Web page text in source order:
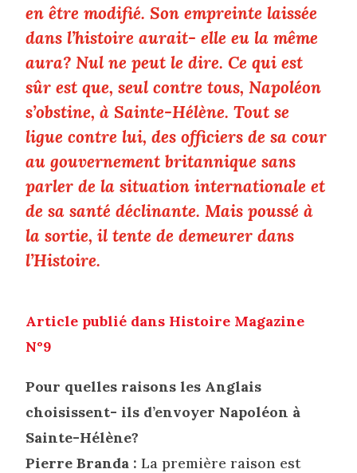
en être modifié. Son empreinte laissée
dans l’histoire aurait- elle eu la même
aura? Nul ne peut le dire. Ce qui est
sûr est que, seul contre tous, Napoléon
s’obstine, à Sainte-Hélène. Tout se
ligue contre lui, des officiers de sa cour
au gouvernement britannique sans
parler de la situation internationale et
de sa santé déclinante. Mais poussé à
la sortie, il tente de demeurer dans
l’Histoire.
Article publié dans Histoire Magazine
N°9
Pour quelles raisons les Anglais
choisissent- ils d’envoyer Napoléon à
Sainte-Hélène?
Pierre Branda : La première raison est